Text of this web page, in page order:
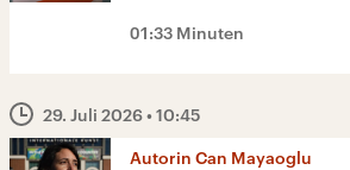
01:33 Minuten
29. Juli 2026• 10:45
Autorin Can Mayaoglu